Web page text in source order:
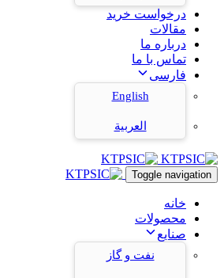
درخواست خرید
مقالات
درباره ما
تماس با ما
فارسی
English
العربية
Toggle navigation
خانه
محصولات
صنایع
نفت و گاز